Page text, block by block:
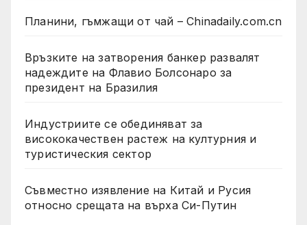
Планини, гъмжащи от чай – Chinadaily.com.cn
Връзките на затворения банкер развалят
надеждите на Флавио Болсонаро за
президент на Бразилия
Индустриите се обединяват за
висококачествен растеж на културния и
туристическия сектор
Съвместно изявление на Китай и Русия
относно срещата на върха Си-Путин